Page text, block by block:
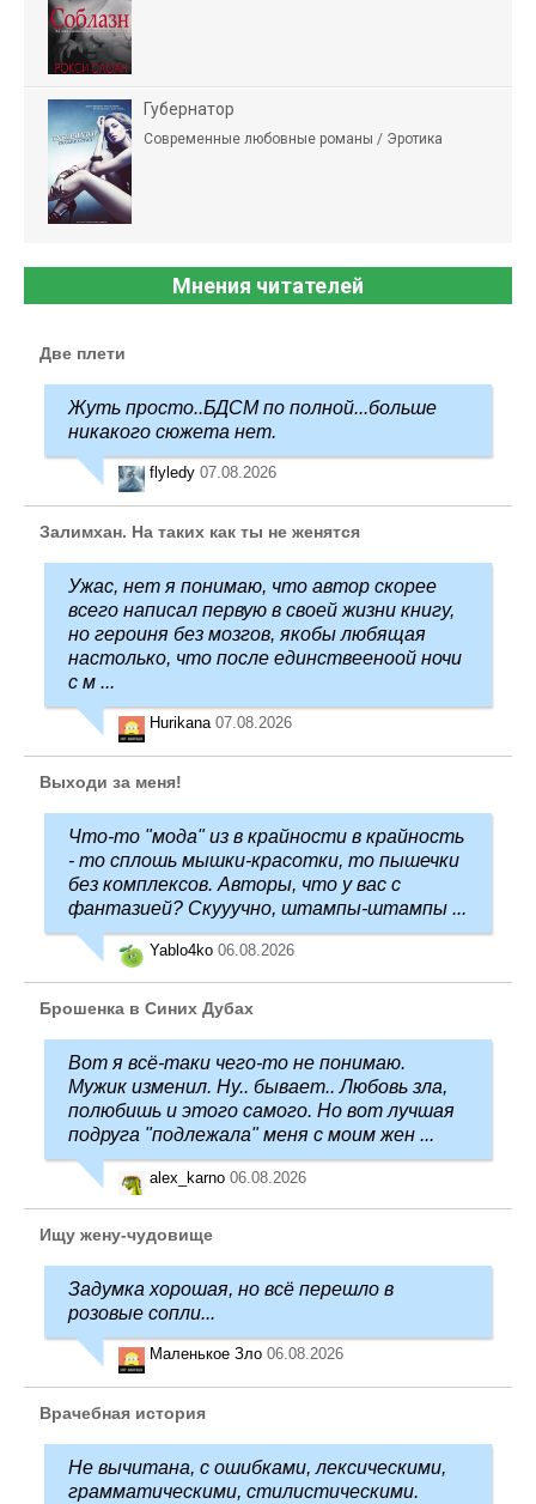
Губернатор
Современные любовные романы / Эротика
Мнения читателей
Две плети
Жуть просто..БДСМ по полной...больше
никакого сюжета нет.
flyledy 07.08.2026
Залимхан. На таких как ты не женятся
Ужас, нет я понимаю, что автор скорее
всего написал первую в своей жизни книгу,
но героиня без мозгов, якобы любящая
настолько, что после единствееноой ночи
с м ...
Hurikana 07.08.2026
Выходи за меня!
Что-то "мода" из в крайности в крайность
- то сплошь мышки-красотки, то пышечки
без комплексов. Авторы, что у вас с
фантазией? Скууучно, штампы-штампы ...
Yablo4ko 06.08.2026
Брошенка в Синих Дубах
Вот я всё-таки чего-то не понимаю.
Мужик изменил. Ну.. бывает.. Любовь зла,
полюбишь и этого самого. Но вот лучшая
подруга "подлежала" меня с моим жен ...
alex_karno 06.08.2026
Ищу жену-чудовище
Задумка хорошая, но всё перешло в
розовые сопли...
Маленькое Зло 06.08.2026
Врачебная история
Не вычитана, с ошибками, лексическими,
грамматическими, стилистическими.